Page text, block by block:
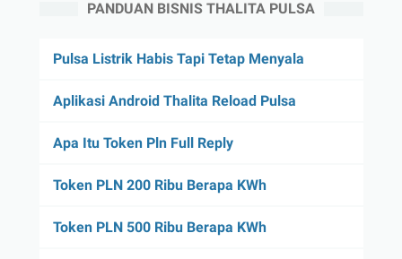
PANDUAN BISNIS THALITA PULSA
Pulsa Listrik Habis Tapi Tetap Menyala
Aplikasi Android Thalita Reload Pulsa
Apa Itu Token Pln Full Reply
Token PLN 200 Ribu Berapa KWh
Token PLN 500 Ribu Berapa KWh